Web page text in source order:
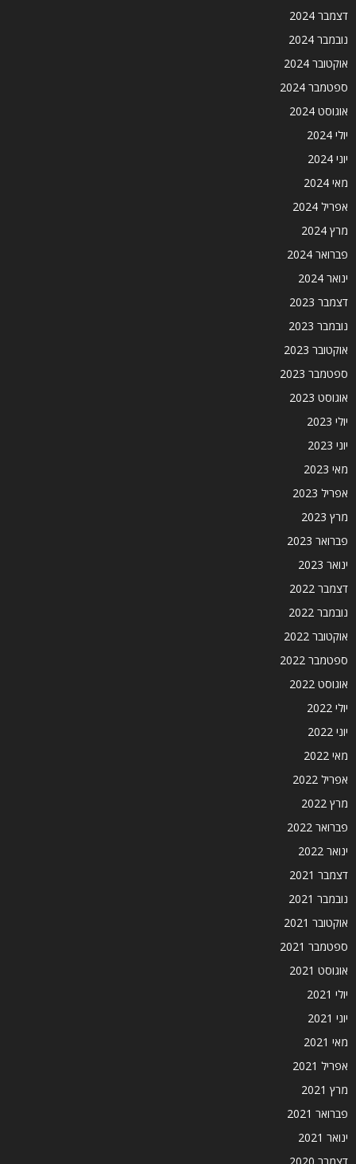
דצמבר 2024
נובמבר 2024
אוקטובר 2024
ספטמבר 2024
אוגוסט 2024
יולי 2024
יוני 2024
מאי 2024
אפריל 2024
מרץ 2024
פברואר 2024
ינואר 2024
דצמבר 2023
נובמבר 2023
אוקטובר 2023
ספטמבר 2023
אוגוסט 2023
יולי 2023
יוני 2023
מאי 2023
אפריל 2023
מרץ 2023
פברואר 2023
ינואר 2023
דצמבר 2022
נובמבר 2022
אוקטובר 2022
ספטמבר 2022
אוגוסט 2022
יולי 2022
יוני 2022
מאי 2022
אפריל 2022
מרץ 2022
פברואר 2022
ינואר 2022
דצמבר 2021
נובמבר 2021
אוקטובר 2021
ספטמבר 2021
אוגוסט 2021
יולי 2021
יוני 2021
מאי 2021
אפריל 2021
מרץ 2021
פברואר 2021
ינואר 2021
דצמבר 2020